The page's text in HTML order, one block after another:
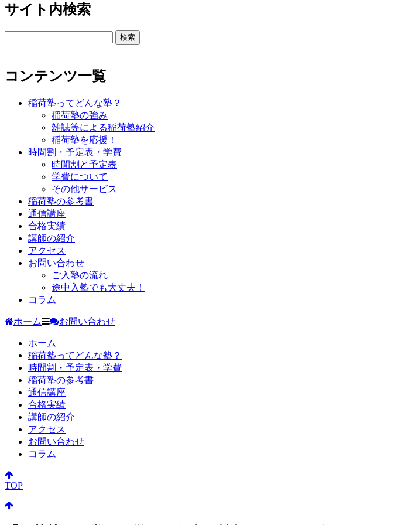
サイト内検索
コンテンツ一覧
稲荷塾ってどんな塾？
稲荷塾の強み
雑誌等による稲荷塾紹介
稲荷塾を応援！
時間割・予定表・学費
時間割と予定表
学費について
その他サービス
稲荷塾の参考書
通信講座
合格実績
講師の紹介
アクセス
お問い合わせ
ご入塾の流れ
途中入塾でも大丈夫！
コラム
ホーム お問い合わせ
ホーム
稲荷塾ってどんな塾？
時間割・予定表・学費
稲荷塾の参考書
通信講座
合格実績
講師の紹介
アクセス
お問い合わせ
コラム
TOP